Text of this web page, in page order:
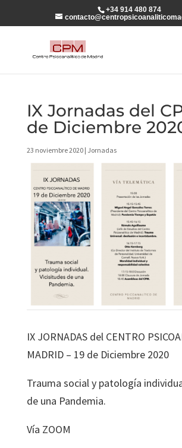
+34 914 480 874
IX Jornadas del
de Diciembre
23 noviembre 2020| Jornadas
IX JORNADAS del CENTRO
MADRID – 19 de Diciembre 2020
Trauma social y patología
de una Pandemia.
Vía ZOOM